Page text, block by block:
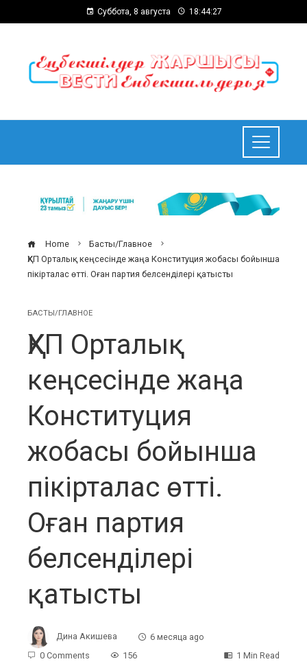
Суббота, 8 августа 18:44:27
Home
Басты/Главное
ҚХП Орталық кеңсесінде жаңа Конституция жобасы бойынша
пікірталас өтті. Оған партия белсенділері қатысты
БАСТЫ/ГЛАВНОЕ
ҚХП Орталық
кеңсесінде жаңа
Конституция
жобасы бойынша
пікірталас өтті.
Оған партия
белсенділері
қатысты
Дина Акишева
6 месяца ago
0 Comments
156 1 Min Read